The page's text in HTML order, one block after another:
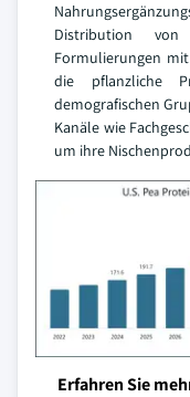
Distribution
Formulierungen
die pflanzliche
demografischen
Kanäle wie
um ihre
Erfahren Sie